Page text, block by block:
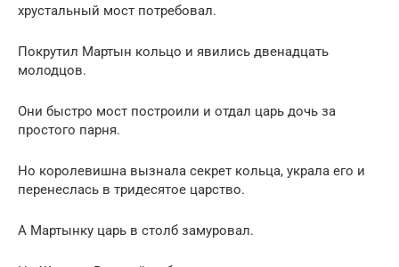
хрустальный мост потребовал.
Покрутил Мартын кольцо и явились двенадцать
молодцов.
Они быстро мост построили и отдал царь дочь за
простого парня.
Но королевишна вызнала секрет кольца, украла его и
перенеслась в тридесятое царство.
А Мартынку царь в столб замуровал.